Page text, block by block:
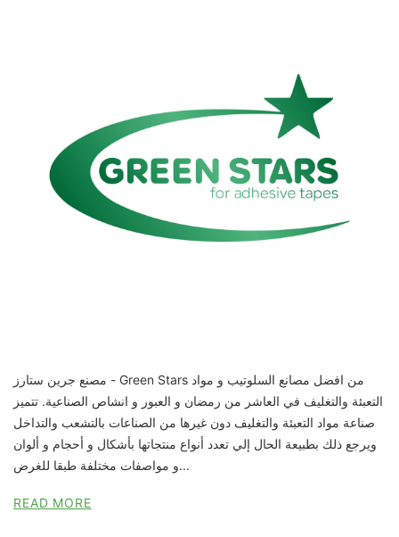
مصنع جرين ستارز - Green Stars من افضل مصانع السلوتيب و مواد
التعبئة والتغليف في العاشر من رمضان و العبور و انشاص الصناعية. تتميز
صناعة مواد التعبئة والتغليف دون غيرها من الصناعات بالتشعب والتداخل
ويرجع ذلك بطبيعة الحال إلي تعدد أنواع منتجاتها بأشكال و أحجام و ألوان
و مواصفات مختلفة طبقا للغرض...
READ MORE